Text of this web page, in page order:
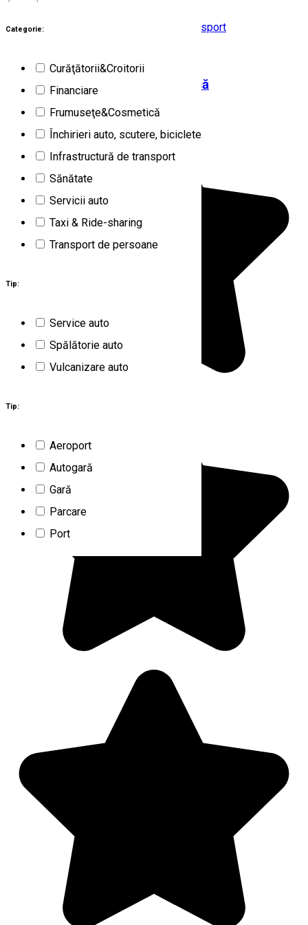
Categorie:
Curăţătorii&Croitorii
Financiare
Frumuseţe&Cosmetică
Închirieri auto, scutere, biciclete
Infrastructură de transport
Sănătate
Servicii auto
Taxi & Ride-sharing
Transport de persoane
Tip:
Service auto
Spălătorie auto
Vulcanizare auto
Tip:
Aeroport
Autogară
Gară
Parcare
Port
1
rezultat
Poiana Braşov (BV)
Infrastructură de transport
Parcarea multietajată Poiana Mică